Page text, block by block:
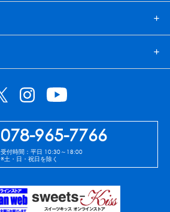
078-965-7766
受付時間：平日 10:30～18:00
※土・日・祝日を除く